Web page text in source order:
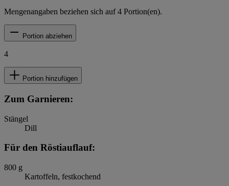
Mengenangaben beziehen sich auf4 Portion(en).
Portion abziehen
4
Portion hinzufügen
Zum Garnieren:
Stängel
Dill
Für den Röstiauflauf:
800 g
Kartoffeln, festkochend